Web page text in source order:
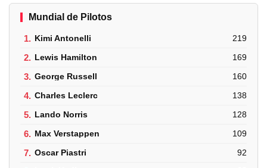
Mundial de Pilotos
1. Kimi Antonelli 219
2. Lewis Hamilton 169
3. George Russell 160
4. Charles Leclerc 138
5. Lando Norris 128
6. Max Verstappen 109
7. Oscar Piastri 92